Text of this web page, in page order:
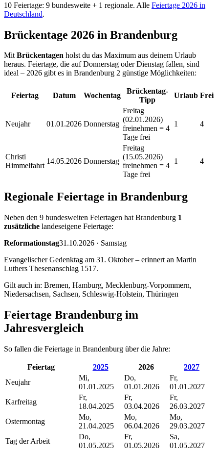
10 Feiertage: 9 bundesweite + 1 regionale. Alle Feiertage 2026 in
Deutschland.
Brückentage 2026 in Brandenburg
MitBrückentagen holst du das Maximum aus deinem Urlaub
heraus. Feiertage, die auf Donnerstag oder Dienstag fallen, sind
ideal – 2026 gibt es in Brandenburg 2 günstige Möglichkeiten:
Feiertag Datum Wochentag
Brückentag-
Tipp
Urlaub Frei
Neujahr 01.01.2026 Donnerstag
Freitag
(02.01.2026)
freinehmen = 4
Tage frei
1 4
Christi
Himmelfahrt
14.05.2026 Donnerstag
Freitag
(15.05.2026)
freinehmen = 4
Tage frei
1 4
Regionale Feiertage in Brandenburg
Neben den 9 bundesweiten Feiertagen hat Brandenburg 1
zusätzliche landeseigene Feiertage:
Reformationstag31.10.2026 · Samstag
Evangelischer Gedenktag am 31. Oktober – erinnert an Martin
Luthers Thesenanschlag 1517.
Gilt auch in: Bremen, Hamburg, Mecklenburg-Vorpommern,
Niedersachsen, Sachsen, Schleswig-Holstein, Thüringen
Feiertage Brandenburg im
Jahresvergleich
So fallen die Feiertage in Brandenburg über die Jahre:
Feiertag 2025 2026
2027
Neujahr
Mi,
01.01.2025
Do,
01.01.2026
Fr,
01.01.2027
Karfreitag
Fr,
18.04.2025
Fr,
03.04.2026
Fr,
26.03.2027
Ostermontag
Mo,
21.04.2025
Mo,
06.04.2026
Mo,
29.03.2027
Tag der Arbeit
Do,
01.05.2025
Fr,
01.05.2026
Sa,
01.05.2027